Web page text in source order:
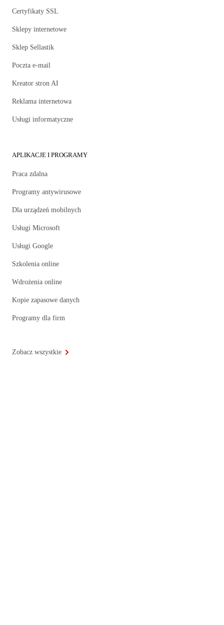
Certyfikaty SSL
Sklepy internetowe
Sklep Sellastik
Poczta e-mail
Kreator stron AI
Reklama internetowa
Usługi informatyczne
APLIKACJE I PROGRAMY
Praca zdalna
Programy antywirusowe
Dla urządzeń mobilnych
Usługi Microsoft
Usługi Google
Szkolenia online
Wdrożenia online
Kopie zapasowe danych
Programy dla firm
Zobacz wszystkie